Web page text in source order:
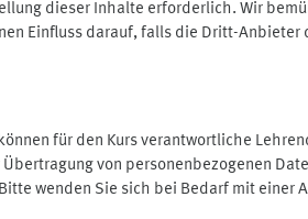
dieser Inhalte erforderlich. Wir
Einfluss darauf, falls die Dritt-Anbieter
für den Kurs verantwortliche
von personenbezogenen
wenden Sie sich bei Bedarf mit einer